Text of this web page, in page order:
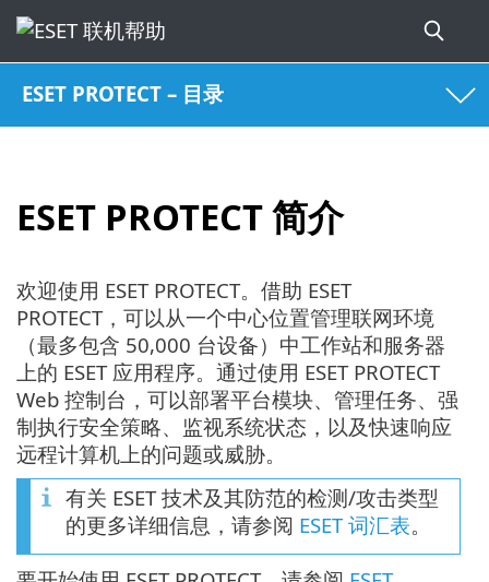
ESET PROTECT – 目录
ESET PROTECT 简介
欢迎使用 ESET PROTECT。借助 ESET
PROTECT，可以从一个中心位置管理联网环境
（最多包含 50,000 台设备）中工作站和服务器
上的 ESET 应用程序。通过使用 ESET PROTECT
Web 控制台，可以部署平台模块、管理任务、强
制执行安全策略、监视系统状态，以及快速响应
远程计算机上的问题或威胁。
有关 ESET 技术及其防范的检测/攻击类型
的更多详细信息，请参阅 ESET 词汇表。